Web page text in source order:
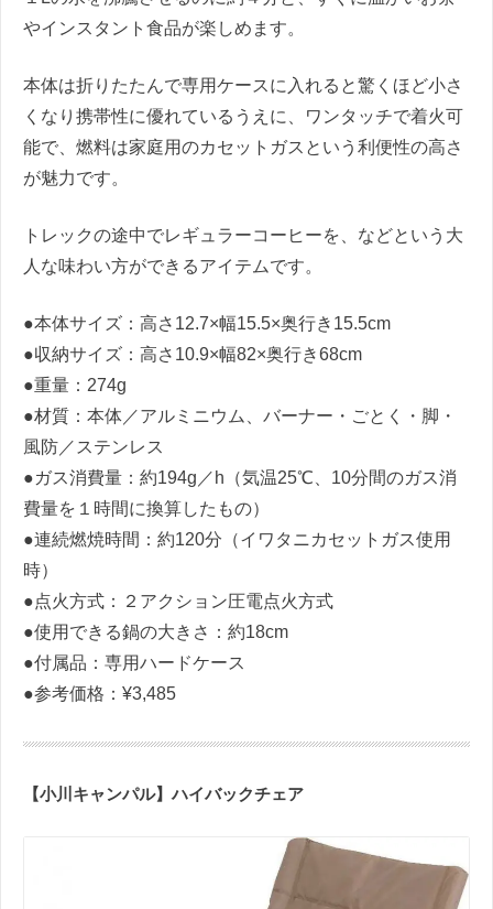
やインスタント食品が楽しめます。
本体は折りたたんで専用ケースに入れると驚くほど小さ
くなり携帯性に優れているうえに、ワンタッチで着火可
能で、燃料は家庭用のカセットガスという利便性の高さ
が魅力です。
トレックの途中でレギュラーコーヒーを、などという大
人な味わい方ができるアイテムです。
●本体サイズ：高さ12.7×幅15.5×奥行き15.5cm
●収納サイズ：高さ10.9×幅82×奥行き68cm
●重量：274g
●材質：本体／アルミニウム、バーナー・ごとく・脚・
風防／ステンレス
●ガス消費量：約194g／h（気温25℃、10分間のガス消
費量を１時間に換算したもの）
●連続燃焼時間：約120分（イワタニカセットガス使用
時）
●点火方式：２アクション圧電点火方式
●使用できる鍋の大きさ：約18cm
●付属品：専用ハードケース
●参考価格：¥3,485
【小川キャンパル】ハイバックチェア